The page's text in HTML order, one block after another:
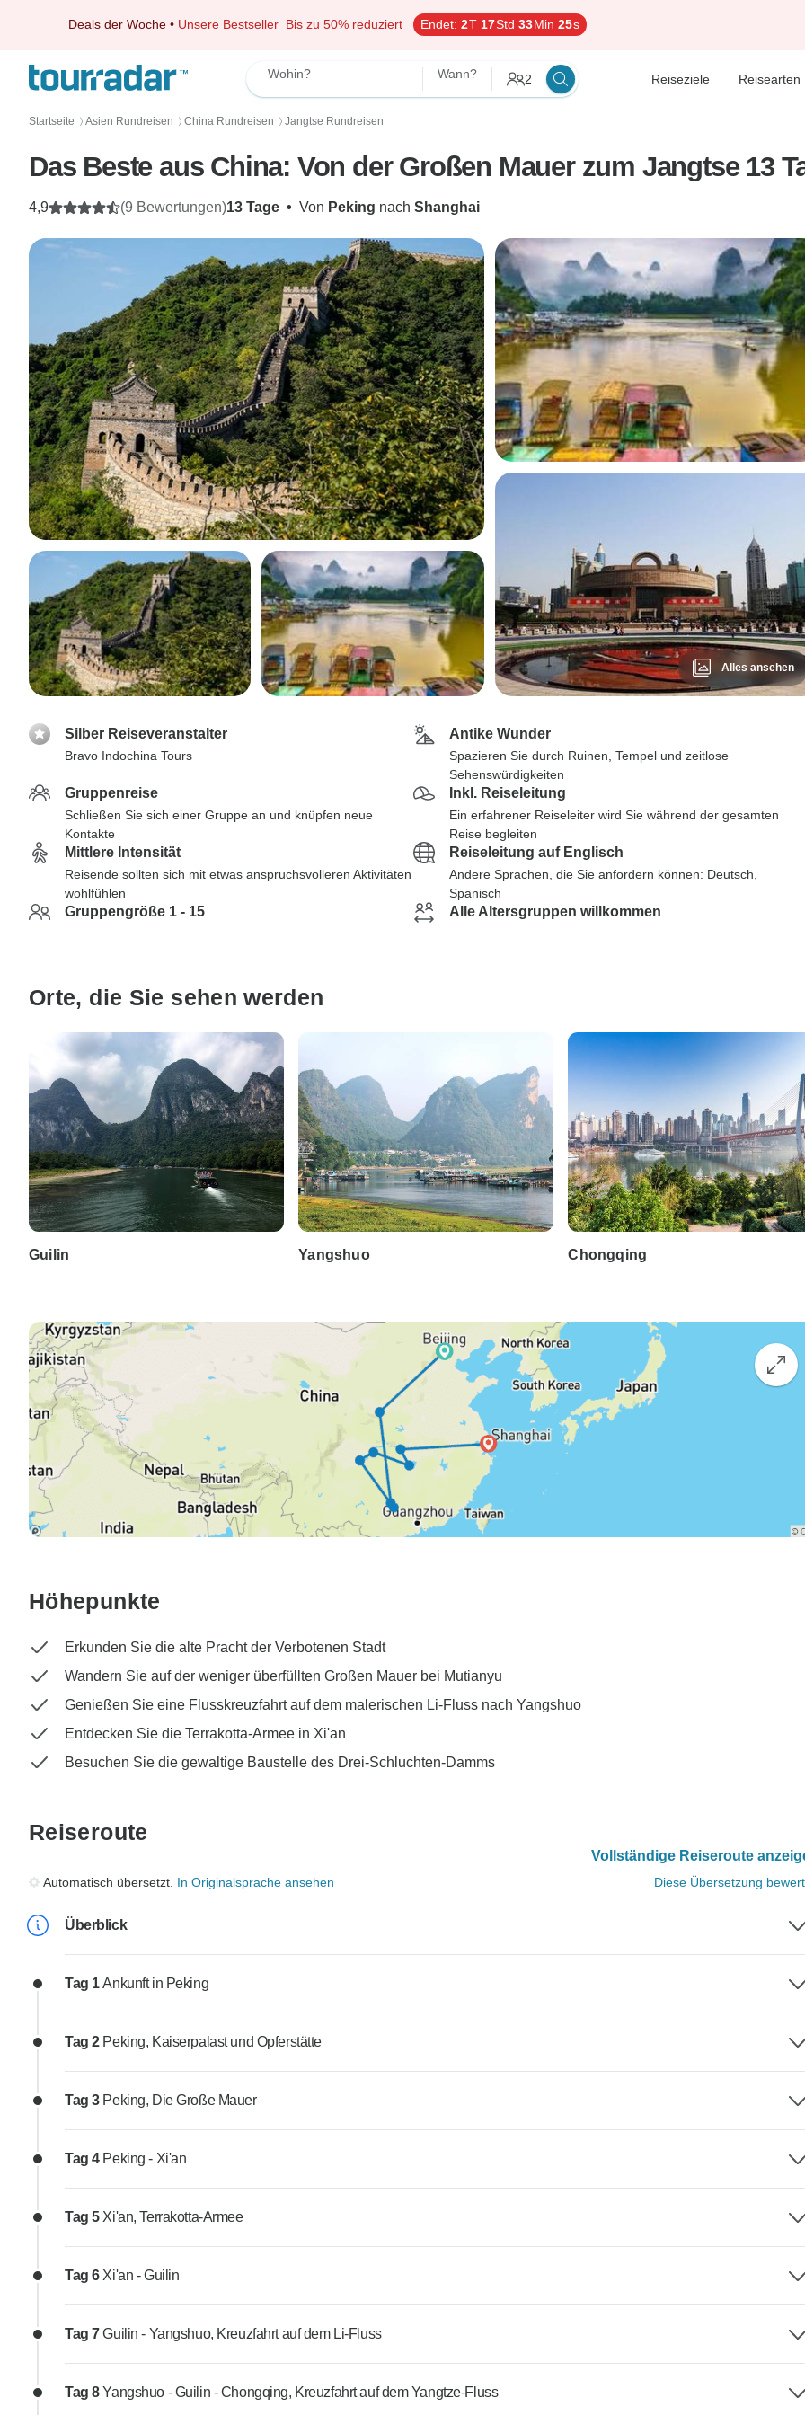
Deals der Woche • Unsere Bestseller Bis zu 50% reduziert Endet: 2T 17Std 33Min 24s
Wohin? Wann? 2 Reiseziele Reisearten
Startseite 〉 Asien Rundreisen 〉 China Rundreisen 〉 Jangtse Rundreisen
Das Beste aus China: Von der Großen Mauer zum Jangtse 13
13 Tage • Von Peking nach Shanghai
4,9 (9 Bewertungen)
Alles ansehen
Silber Reiseveranstalter
Bravo Indochina Tours
Antike Wunder
Spazieren Sie durch Ruinen, Tempel und zeitlose
Sehenswürdigkeiten
Gruppenreise
Schließen Sie sich einer Gruppe an und knüpfen neue
Kontakte
Inkl. Reiseleitung
Ein erfahrener Reiseleiter wird Sie während der gesamten
Reise begleiten
Mittlere Intensität
Reisende sollten sich mit etwas anspruchsvolleren Aktivitäten
wohlfühlen
Reiseleitung auf Englisch
Andere Sprachen, die Sie anfordern können: Deutsch,
Spanisch
Gruppengröße 1 - 15 Alle Altersgruppen willkommen
Orte, die Sie sehen werden
Guilin Yangshuo Chongqing
Höhepunkte
Erkunden Sie die alte Pracht der Verbotenen Stadt
Wandern Sie auf der weniger überfüllten Großen Mauer bei Mutianyu
Genießen Sie eine Flusskreuzfahrt auf dem malerischen Li-Fluss nach Yangshuo
Entdecken Sie die Terrakotta-Armee in Xi'an
Besuchen Sie die gewaltige Baustelle des Drei-Schluchten-Damms
Reiseroute
Vollständige Reiseroute
Automatisch übersetzt. In Originalsprache ansehen Diese Übersetzung
Überblick
Tag 1Ankunft in Peking
Tag 2 Peking, Kaiserpalast und Opferstätte
Tag 3 Peking, Die Große Mauer
Tag 4 Peking - Xi'an
Tag 5 Xi'an, Terrakotta-Armee
Tag 6 Xi'an - Guilin
Tag 7Guilin - Yangshuo, Kreuzfahrt auf dem Li-Fluss
Tag 8Yangshuo - Guilin - Chongqing, Kreuzfahrt auf dem Yangtze-Fluss